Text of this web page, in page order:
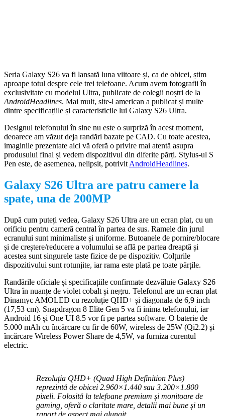
Seria Galaxy S26 va fi lansată luna viitoare și, ca de obicei, știm
aproape totul despre cele trei telefoane. Acum avem fotografii în
exclusivitate cu modelul Ultra, publicate de colegii noștri de la
AndroidHeadlines. Mai mult, site-l american a publicat și multe
dintre specificațiile și caracteristicile lui Galaxy S26 Ultra.
Designul telefonului în sine nu este o surpriză în acest moment,
deoarece am văzut deja randări bazate pe CAD. Cu toate acestea,
imaginile prezentate aici vă oferă o privire mai atentă asupra
produsului final și vedem dispozitivul din diferite părți. Stylus-ul S
Pen este, de asemenea, nelipsit, potrivit AndroidHeadlines.
Galaxy S26 Ultra are patru camere la
spate, una de 200MP
După cum puteți vedea, Galaxy S26 Ultra are un ecran plat, cu un
orificiu pentru cameră central în partea de sus. Ramele din jurul
ecranului sunt minimaliste și uniforme. Butoanele de pornire/blocare
și de creștere/reducere a volumului se află pe partea dreaptă și
acestea sunt singurele taste fizice de pe dispozitiv. Colțurile
dispozitivului sunt rotunjite, iar rama este plată pe toate părțile.
Randările oficiale și specificațiile confirmate dezvăluie Galaxy S26
Ultra în nuanțe de violet cobalt și negru. Telefonul are un ecran plat
Dinamyc AMOLED cu rezoluție QHD+ și diagonala de 6,9 inch
(17,53 cm). Snapdragon 8 Elite Gen 5 va fi inima telefonului, iar
Android 16 și One UI 8.5 vor fi pe partea software. O baterie de
5.000 mAh cu încărcare cu fir de 60W, wireless de 25W (Qi2.2) și
încărcare Wireless Power Share de 4,5W, va furniza curentul
electric.
Rezoluția QHD+ (Quad High Definition Plus)
reprezintă de obicei 2.960×1.440 sau 3.200×1.800
pixeli. Folosită la telefoane premium și monitoare de
gaming, oferă o claritate mare, detalii mai bune și un
raport de aspect mai alungit.